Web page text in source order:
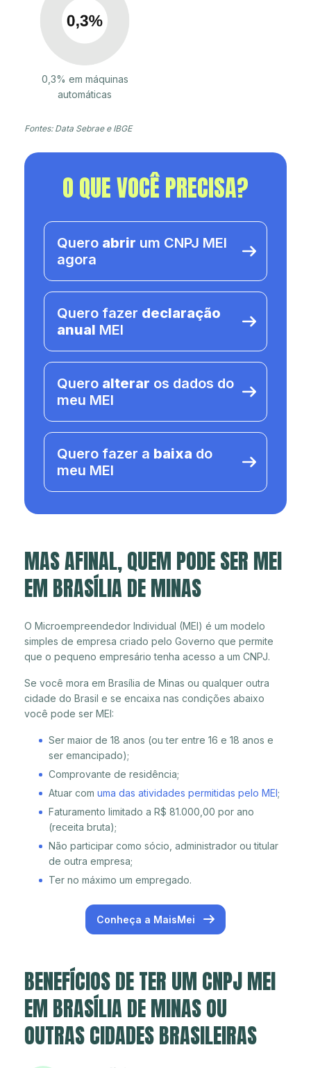
0,3% em máquinas
automáticas
Fontes: Data Sebrae e IBGE
O QUE VOCÊ PRECISA?
Quero abrir um CNPJ MEI
agora
Quero fazer declaração
anual MEI
Quero alterar os dados do
meu MEI
Quero fazer a baixa do
meu MEI
MAS AFINAL, QUEM PODE SER MEI
EM BRASÍLIA DE MINAS
O Microempreendedor Individual (MEI) é um modelo
simples de empresa criado pelo Governo que permite
que o pequeno empresário tenha acesso a um CNPJ.
Se você mora em Brasília de Minas ou qualquer outra
cidade do Brasil e se encaixa nas condições abaixo
você pode ser MEI:
Ser maior de 18 anos (ou ter entre 16 e 18 anos e
ser emancipado);
Comprovante de residência;
Atuar com uma das atividades permitidas pelo MEI;
Faturamento limitado a R$ 81.000,00 por ano
(receita bruta);
Não participar como sócio, administrador ou titular
de outra empresa;
Ter no máximo um empregado.
Conheça a MaisMei
BENEFÍCIOS DE TER UM CNPJ MEI
EM BRASÍLIA DE MINAS OU
OUTRAS CIDADES BRASILEIRAS